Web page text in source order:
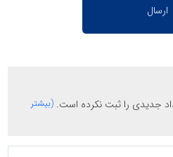
جدیدی را ثبت نکرده است. (بیشتر